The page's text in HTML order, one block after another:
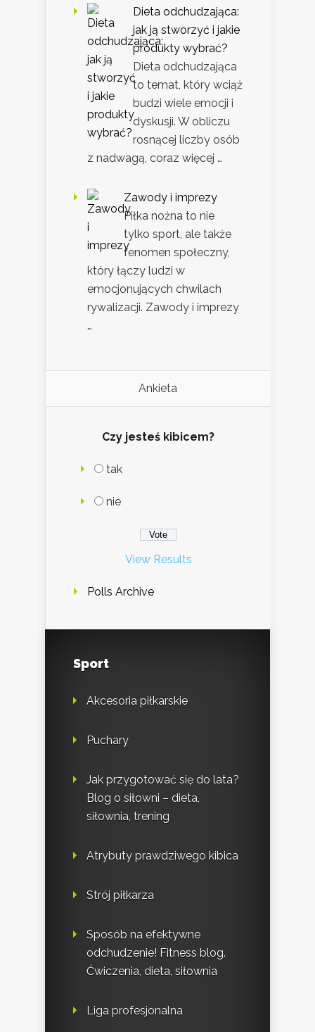
Dieta odchudzająca:
jak ją stworzyć i jakie
produkty wybrać?
Dieta odchudzająca
to temat, który wciąż
budzi wiele emocji i
dyskusji. W obliczu
rosnącej liczby osób
z nadwagą, coraz więcej …
Zawody i imprezy
Piłka nożna to nie
tylko sport, ale także
fenomen społeczny,
który łączy ludzi w
emocjonujących chwilach
rywalizacji. Zawody i imprezy
…
Ankieta
Czy jesteś kibicem?
tak
nie
View Results
Polls Archive
Sport
Akcesoria piłkarskie
Puchary
Jak przygotować się do lata?
Blog o siłowni – dieta,
siłownia, trening
Atrybuty prawdziwego kibica
Strój piłkarza
Sposób na efektywne
odchudzenie! Fitness blog.
Ćwiczenia, dieta, siłownia
Liga profesjonalna